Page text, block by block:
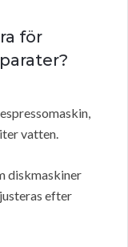
för
vatten.
diskmaskiner
efter